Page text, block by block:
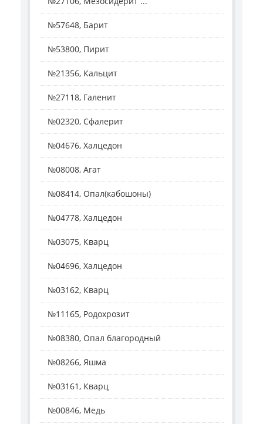
№57648, Барит
№53800, Пирит
№21356, Кальцит
№27118, Галенит
№02320, Сфалерит
№04676, Халцедон
№08008, Агат
№08414, Опал(кабошоны)
№04778, Халцедон
№03075, Кварц
№04696, Халцедон
№03162, Кварц
№11165, Родохрозит
№08380, Опал благородный
№08266, Яшма
№03161, Кварц
№00846, Медь